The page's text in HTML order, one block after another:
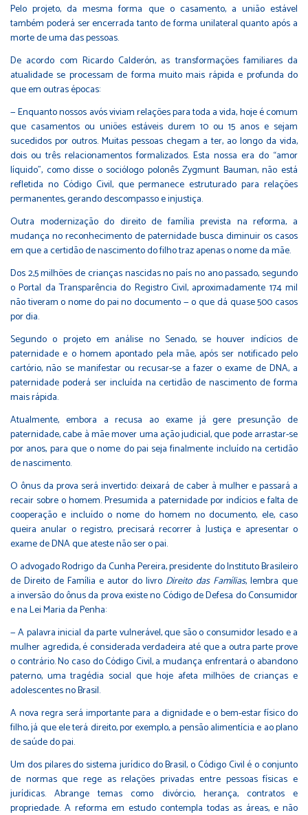
Pelo projeto, da mesma forma que o casamento, a união estável
também poderá ser encerrada tanto de forma unilateral quanto após a
morte de uma das pessoas.
De acordo com Ricardo Calderón, as transformações familiares da
atualidade se processam de forma muito mais rápida e profunda do
que em outras épocas:
— Enquanto nossos avós viviam relações para toda a vida, hoje é comum
que casamentos ou uniões estáveis durem 10 ou 15 anos e sejam
sucedidos por outros. Muitas pessoas chegam a ter, ao longo da vida,
dois ou três relacionamentos formalizados. Esta nossa era do “amor
líquido”, como disse o sociólogo polonês Zygmunt Bauman, não está
refletida no Código Civil, que permanece estruturado para relações
permanentes, gerando descompasso e injustiça.
Outra modernização do direito de família prevista na reforma, a
mudança no reconhecimento de paternidade busca diminuir os casos
em que a certidão de nascimento do filho traz apenas o nome da mãe.
Dos 2,5 milhões de crianças nascidas no país no ano passado, segundo
o Portal da Transparência do Registro Civil, aproximadamente 174 mil
não tiveram o nome do pai no documento — o que dá quase 500 casos
por dia.
Segundo o projeto em análise no Senado, se houver indícios de
paternidade e o homem apontado pela mãe, após ser notificado pelo
cartório, não se manifestar ou recusar-se a fazer o exame de DNA, a
paternidade poderá ser incluída na certidão de nascimento de forma
mais rápida.
Atualmente, embora a recusa ao exame já gere presunção de
paternidade, cabe à mãe mover uma ação judicial, que pode arrastar-se
por anos, para que o nome do pai seja finalmente incluído na certidão
de nascimento.
O ônus da prova será invertido: deixará de caber à mulher e passará a
recair sobre o homem. Presumida a paternidade por indícios e falta de
cooperação e incluído o nome do homem no documento, ele, caso
queira anular o registro, precisará recorrer à Justiça e apresentar o
exame de DNA que ateste não ser o pai.
O advogado Rodrigo da Cunha Pereira, presidente do Instituto Brasileiro
de Direito de Família e autor do livro Direito das Famílias, lembra que
a inversão do ônus da prova existe no Código de Defesa do Consumidor
e na Lei Maria da Penha:
— A palavra inicial da parte vulnerável, que são o consumidor lesado e a
mulher agredida, é considerada verdadeira até que a outra parte prove
o contrário. No caso do Código Civil, a mudança enfrentará o abandono
paterno, uma tragédia social que hoje afeta milhões de crianças e
adolescentes no Brasil.
A nova regra será importante para a dignidade e o bem-estar físico do
filho, já que ele terá direito, por exemplo, a pensão alimentícia e ao plano
de saúde do pai.
Um dos pilares do sistema jurídico do Brasil, o Código Civil é o conjunto
de normas que rege as relações privadas entre pessoas físicas e
jurídicas. Abrange temas como divórcio, herança, contratos e
propriedade. A reforma em estudo contempla todas as áreas, e não